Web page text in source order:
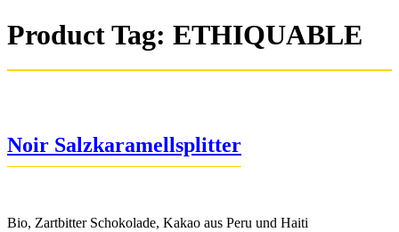
Product Tag: ETHIQUABLE
Noir Salzkaramellsplitter
Bio, Zartbitter Schokolade, Kakao aus Peru und Haiti